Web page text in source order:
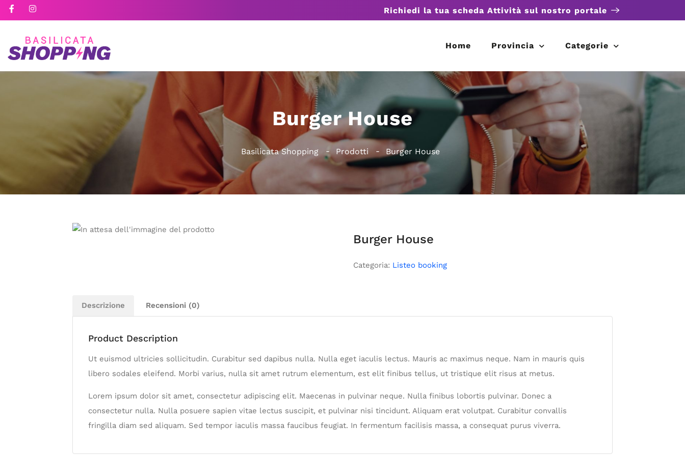
Richiedi la tua scheda Attività sul nostro portale
Home Provincia Categorie
Burger House
Basilicata Shopping Prodotti Burger House
Burger House
Categoria: Listeo booking
Descrizione Recensioni (0)
Product Description
Ut euismod ultricies sollicitudin. Curabitur sed dapibus nulla. Nulla eget iaculis lectus. Mauris ac maximus neque. Nam in mauris quis
libero sodales eleifend. Morbi varius, nulla sit amet rutrum elementum, est elit finibus tellus, ut tristique elit risus at metus.
Lorem ipsum dolor sit amet, consectetur adipiscing elit. Maecenas in pulvinar neque. Nulla finibus lobortis pulvinar. Donec a
consectetur nulla. Nulla posuere sapien vitae lectus suscipit, et pulvinar nisi tincidunt. Aliquam erat volutpat. Curabitur convallis
fringilla diam sed aliquam. Sed tempor iaculis massa faucibus feugiat. In fermentum facilisis massa, a consequat purus viverra.